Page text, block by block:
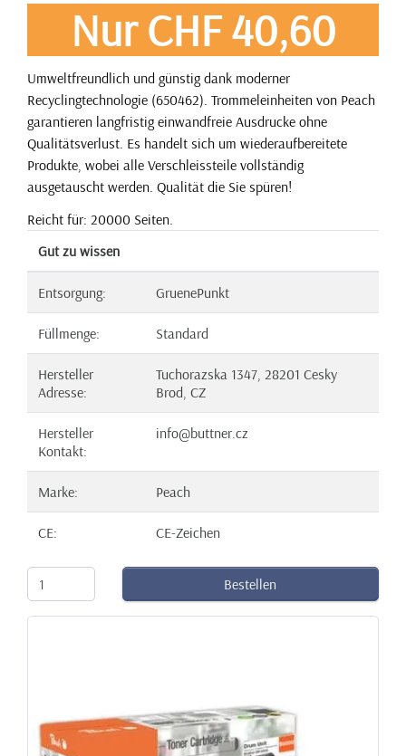
Nur CHF 40,60
Umweltfreundlich und günstig dank moderner
Recyclingtechnologie (650462). Trommeleinheiten von Peach
garantieren langfristig einwandfreie Ausdrucke ohne
Qualitätsverlust. Es handelt sich um wiederaufbereitete
Produkte, wobei alle Verschleissteile vollständig
ausgetauscht werden. Qualität die Sie spüren!
Reicht für: 20000 Seiten.
Gut zu wissen
Entsorgung: GruenePunkt
Füllmenge: Standard
Hersteller
Adresse:
Tuchorazska 1347, 28201 Cesky
Brod, CZ
Hersteller
Kontakt:
info@buttner.cz
Marke: Peach
CE: CE-Zeichen
Bestellen